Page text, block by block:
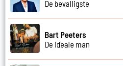
De bevalligste
Bart Peeters
De ideale man